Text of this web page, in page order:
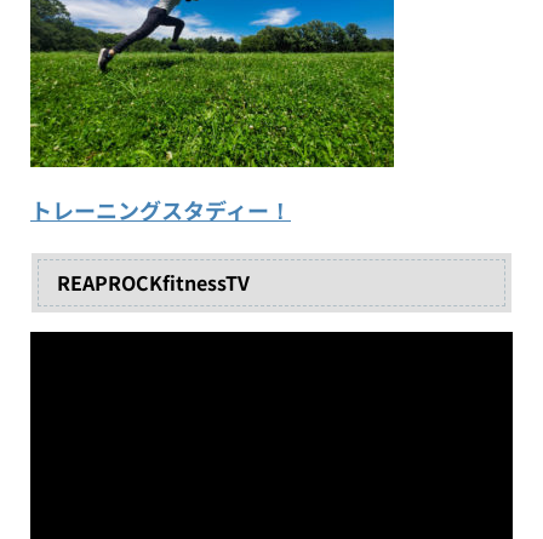
トレーニングスタディー！
REAPROCKfitnessTV